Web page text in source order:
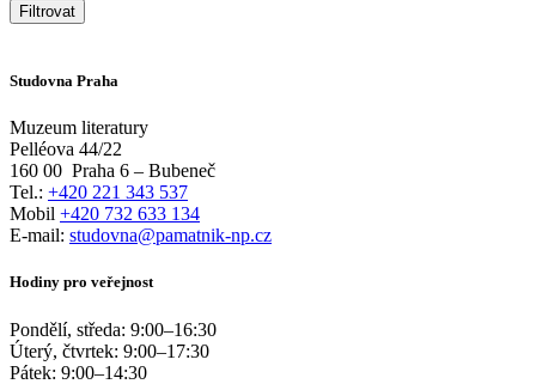
Filtrovat
Studovna Praha
Muzeum literatury
Pelléova 44/22
160 00 Praha 6 – Bubeneč
Tel.: +420 221 343 537
Mobil +420 732 633 134
E-mail: studovna@pamatnik-np.cz
Hodiny pro veřejnost
Pondělí, středa: 9:00–16:30
Úterý, čtvrtek: 9:00–17:30
Pátek: 9:00–14:30